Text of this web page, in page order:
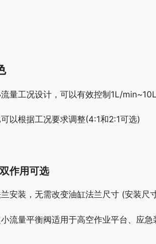
工况设计，可以有效控制1L/
根据工况要求调整(4:1和2:1可选)
作用可选
装，无需改变油缸法兰尺寸 (安装尺
量平衡阀适用于高空作业平台、应急